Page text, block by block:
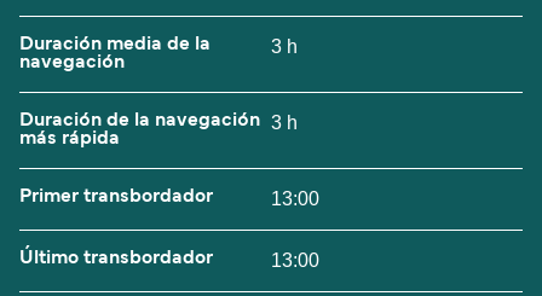
Duración media de la
navegación
3 h
Duración de la navegación
más rápida
3 h
Primer transbordador 13:00
Último transbordador 13:00